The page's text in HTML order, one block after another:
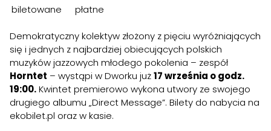
biletowane płatne
Demokratyczny kolektyw złożony z pięciu wyróżniających
się i jednych z najbardziej obiecujących polskich
muzyków jazzowych młodego pokolenia – zespół
Horntet – wystąpi w Dworku już17 września o godz.
19:00.Kwintet premierowo wykona utwory ze swojego
drugiego albumu „Direct Message”. Bilety do nabycia na
ekobilet.pl oraz w kasie.